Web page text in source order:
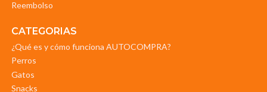
Reembolso
CATEGORIAS
¿Qué es y cómo funciona AUTOCOMPRA?
Perros
Gatos
Snacks